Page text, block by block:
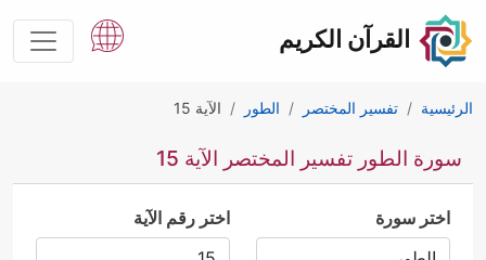
القرآن الكريم
الرئيسية تفسير المختصر الطور الآية 15
سورة الطور تفسير المختصر الآية 15
اختر سورة اختر رقم الآية